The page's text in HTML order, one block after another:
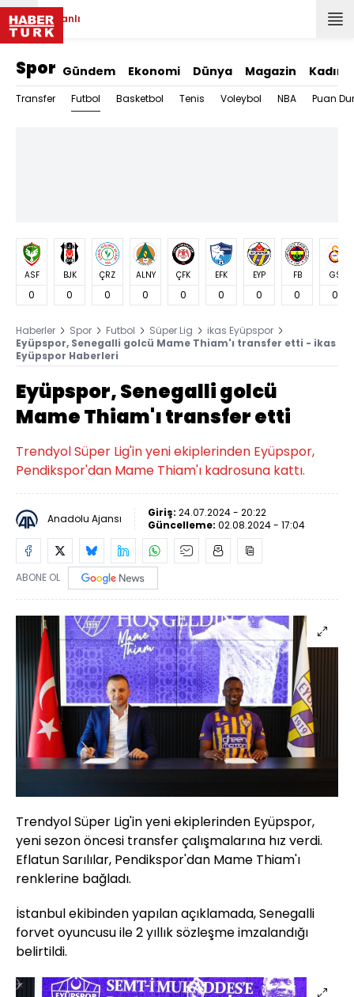
Canlı
Spor Gündem Ekonomi Dünya Magazin Kadın
Transfer Futbol Basketbol Tenis Voleybol NBA Puan
ASF
0
BJK
0
ÇRZ
0
ALNY
0
ÇFK
0
EFK
0
EYP
0
FB
0
GS
0
Haberler Spor Futbol Süper Lig
ikas Eyüpspor
Eyüpspor, Senegalli golcü Mame Thiam'ı transfer etti - ikas
Eyüpspor Haberleri
Eyüpspor, Senegalli golcü
Mame Thiam'ı transfer etti
Trendyol Süper Lig'in yeni ekiplerinden Eyüpspor,
Pendikspor'dan Mame Thiam'ı kadrosuna kattı.
Anadolu Ajansı Giriş: 24.07.2024 - 20:22
Güncelleme: 02.08.2024 - 17:04
ABONE OL
Trendyol Süper Lig'in yeni ekiplerinden Eyüpspor,
yeni sezon öncesi transfer çalışmalarına hız verdi.
Eflatun Sarılılar, Pendikspor'dan Mame Thiam'ı
renklerine bağladı.
İstanbul ekibinden yapılan açıklamada, Senegalli
forvet oyuncusu ile 2 yıllık sözleşme imzalandığı
belirtildi.